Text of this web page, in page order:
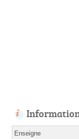
Enseigne